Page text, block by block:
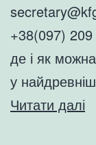
+38(097)
де і як
у
Читати далі